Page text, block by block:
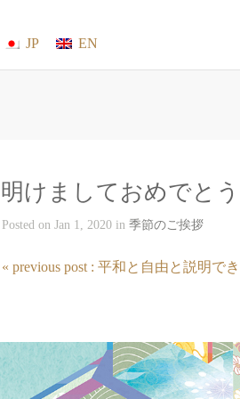
JP EN
明けましておめでと
Posted on Jan 1, 2020 in 季節のご挨拶
« previous post : 平和と自由と説明で